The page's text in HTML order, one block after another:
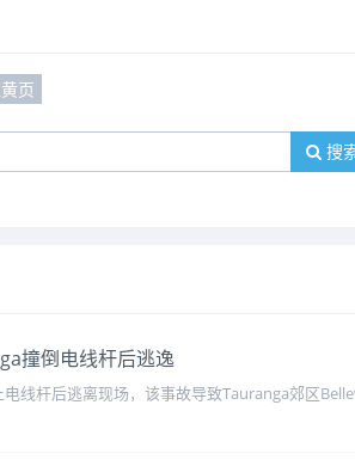
页
搜
撞倒电线杆后逃逸
线杆后逃离现场，该事故导致Tauranga郊区